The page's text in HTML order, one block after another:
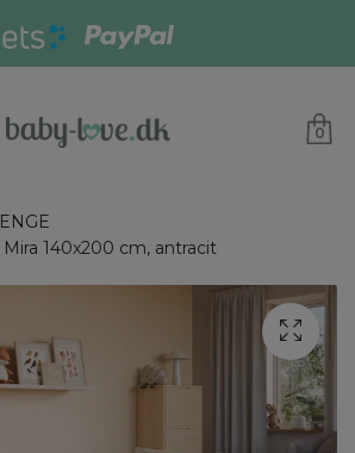
0
140x200 cm, antracit